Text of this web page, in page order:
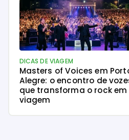
DICAS DE VIAGEM
Masters of Voices em
Alegre: o encontro de
que transforma o rock em
viagem